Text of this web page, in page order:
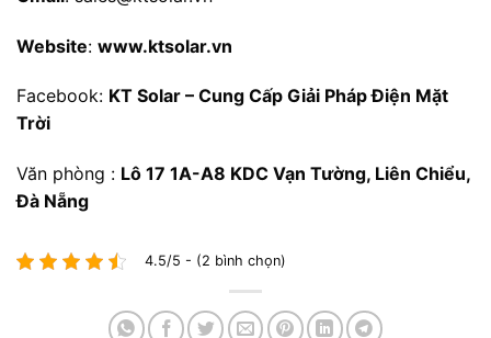
Website: www.ktsolar.vn
Facebook: KT Solar – Cung Cấp Giải Pháp Điện Mặt
Trời
Văn phòng : Lô 17 1A-A8 KDC Vạn Tường, Liên Chiểu,
Đà Nẵng
4.5/5 - (2 bình chọn)